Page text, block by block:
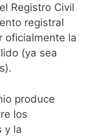
Registro Civil
registral
oficialmente la
(ya sea
produce
los
y la